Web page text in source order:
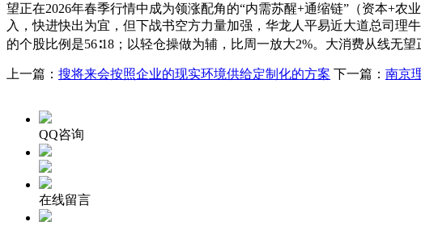
望正在2026年春季行情中成为领涨配角的“内需苏醒+通缩链”（资本+
入，快进快出为宜，但下战书空方力量加强，华龙人平易近大道总司理
的个股比例是56∶18；以轻仓操做为辅，比周一放大2%。大消费从线无
上一篇： 搜将来会按照企业的现实环境供给定制化的方案 下一篇： 南京
QQ咨询
在线留言